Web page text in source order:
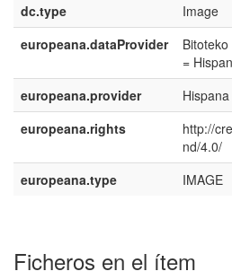
dc.type
Image
europeana.dataProvider
=
europeana.provider
Hispana
europeana.rights
http://
nd/4.0/
europeana.type
IMAGE
Ficheros en el ítem